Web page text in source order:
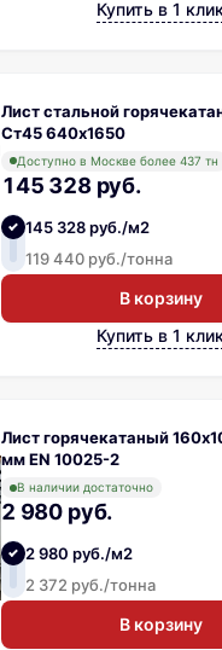
Купить в 1
Лист стальной
Ст45 640х1650
Доступно в Москве более 437 тн
145 328 руб.
145 328 руб./м2
119 440 руб./тонна
В корзину
Купить в 1
Лист горячекатаный
мм EN 10025-2
В наличии достаточно
2 980 руб.
2 980 руб./м2
2 372 руб./тонна
В корзину